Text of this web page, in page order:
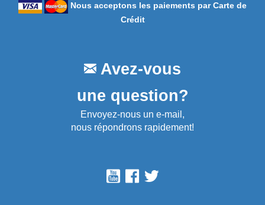
Nous acceptons les paiements par Carte de
Crédit
Avez-vous
une question?
Envoyez-nous un e-mail,
nous répondrons rapidement!